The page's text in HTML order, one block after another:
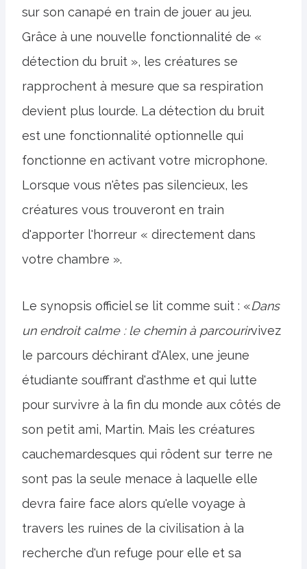
sur son canapé en train de jouer au jeu.
Grâce à une nouvelle fonctionnalité de «
détection du bruit », les créatures se
rapprochent à mesure que sa respiration
devient plus lourde. La détection du bruit
est une fonctionnalité optionnelle qui
fonctionne en activant votre microphone.
Lorsque vous n'êtes pas silencieux, les
créatures vous trouveront en train
d'apporter l'horreur « directement dans
votre chambre ».
Le synopsis officiel se lit comme suit : «Dans
un endroit calme : le chemin à parcourirvivez
le parcours déchirant d'Alex, une jeune
étudiante souffrant d'asthme et qui lutte
pour survivre à la fin du monde aux côtés de
son petit ami, Martin. Mais les créatures
cauchemardesques qui rôdent sur terre ne
sont pas la seule menace à laquelle elle
devra faire face alors qu'elle voyage à
travers les ruines de la civilisation à la
recherche d'un refuge pour elle et sa